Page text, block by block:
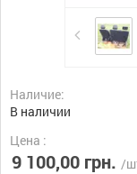
Наличие:
В наличии
Цена :
9 100,00 грн. /